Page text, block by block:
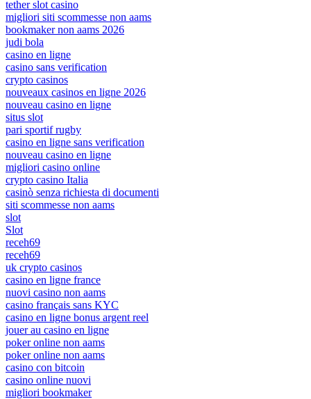
tether slot casino
migliori siti scommesse non aams
bookmaker non aams 2026
judi bola
casino en ligne
casino sans verification
crypto casinos
nouveaux casinos en ligne 2026
nouveau casino en ligne
situs slot
pari sportif rugby
casino en ligne sans verification
nouveau casino en ligne
migliori casino online
crypto casino Italia
casinò senza richiesta di documenti
siti scommesse non aams
slot
Slot
receh69
receh69
uk crypto casinos
casino en ligne france
nuovi casino non aams
casino français sans KYC
casino en ligne bonus argent reel
jouer au casino en ligne
poker online non aams
poker online non aams
casino con bitcoin
casino online nuovi
migliori bookmaker